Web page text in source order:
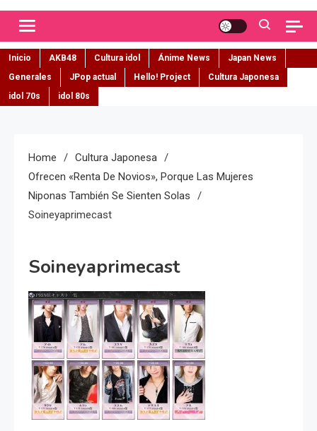
Inicio AKB48 Cultura idol Ánime News
Japan News
Generales
JPop actual Hello! Project
Cultura Japonesa
idol 70s
idol 80s
Home
Cultura Japonesa
Ofrecen «renta De Novios», Porque Las Mujeres
Niponas También Se Sienten Solas
Soineyaprimecast
Soineyaprimecast